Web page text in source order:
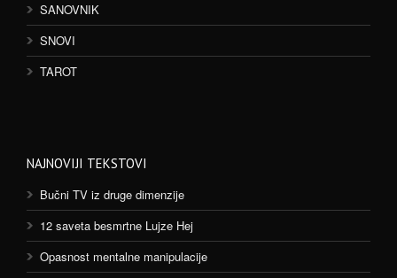
SANOVNIK
SNOVI
TAROT
NAJNOVIJI TEKSTOVI
Bučni TV iz druge dimenzije
12 saveta besmrtne Lujze Hej
Opasnost mentalne manipulacije